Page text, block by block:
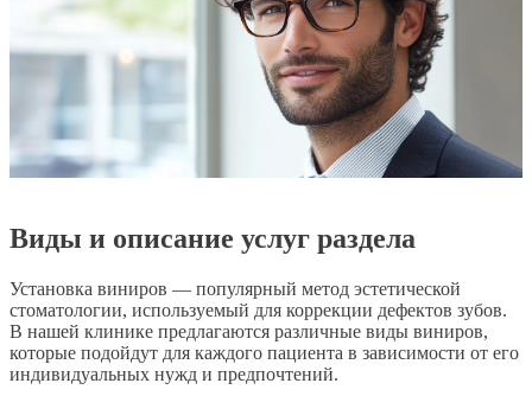
Виды и описание услуг раздела
Установка виниров — популярный метод эстетической
стоматологии, используемый для коррекции дефектов зубов.
В нашей клинике предлагаются различные виды виниров,
которые подойдут для каждого пациента в зависимости от его
индивидуальных нужд и предпочтений.